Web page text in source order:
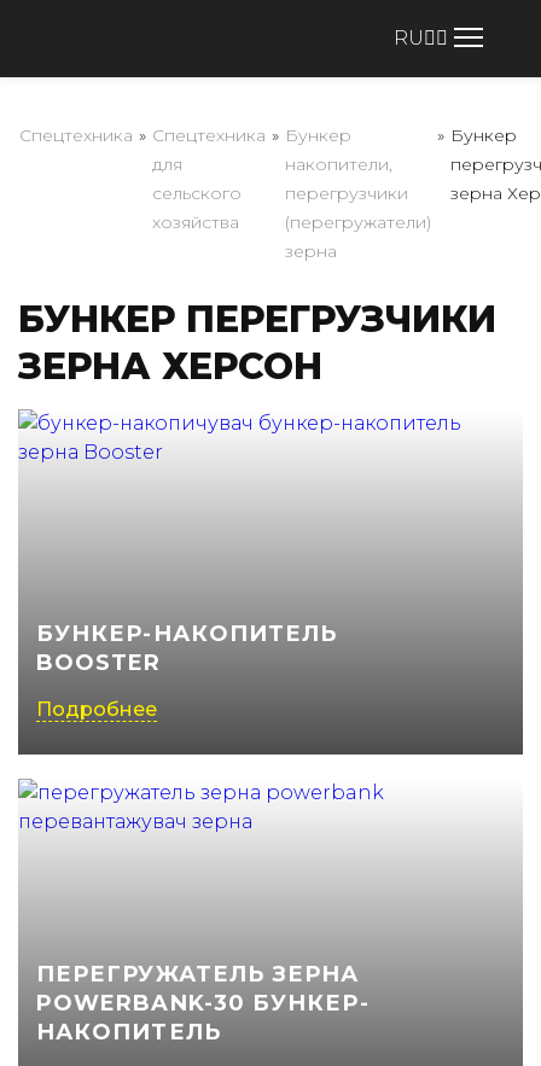
RU
Спецтехника » Спецтехника
для
сельского
хозяйства
» Бункер
накопители,
перегрузчики
(перегружатели)
зерна
» Бункер
зерна
БУНКЕР ПЕРЕГРУЗЧИКИ
ЗЕРНА ХЕРСОН
БУНКЕР-НАКОПИТЕЛЬ
BOOSTER
Подробнее
ПЕРЕГРУЖАТЕЛЬ ЗЕРНА
POWERBANK-30 БУНКЕР-
НАКОПИТЕЛЬ